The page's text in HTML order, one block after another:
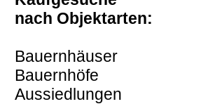
nach Objektarten:
Bauernhäuser
Bauernhöfe
Aussiedlungen